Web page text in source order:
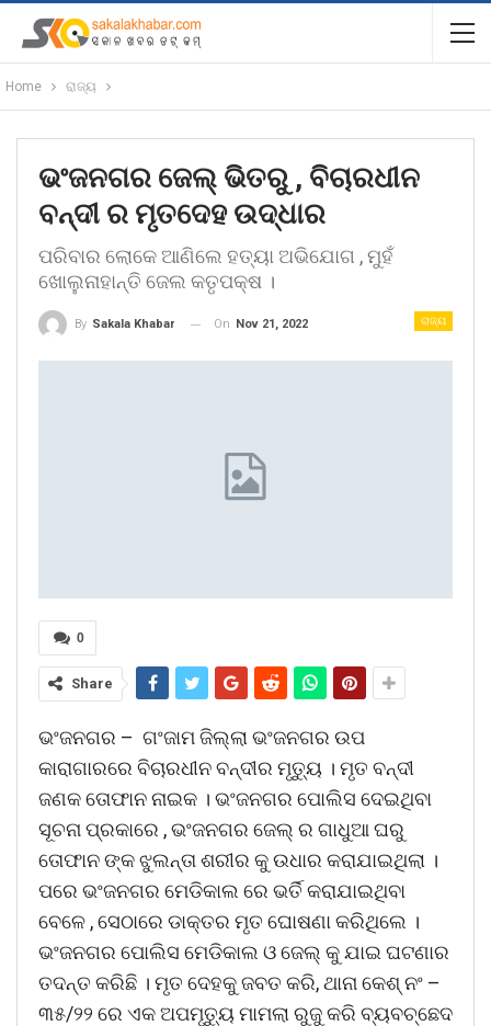
Home ରାଜ୍ୟ
ଭଂଜନଗର ଜେଲ୍ ଭିତରୁ , ବିଚାରଧୀନ
ବନ୍ଦୀ ର ମୃତଦେହ ଉଦ୍ଧାର
ପରିବାର ଲୋକେ ଆଣିଲେ ହତ୍ୟା ଅଭିଯୋଗ , ମୁହଁ
ଖୋଲୁନାହାନ୍ତି ଜେଲ କତୃପକ୍ଷ ।
ରାଜ୍ୟ
By Sakala Khabar On Nov 21, 2022
0
Share
ଭଂଜନଗର – ଗଂଜାମ ଜିଲ୍ଲା ଭଂଜନଗର ଉପ
କାରାଗାରରେ ବିଚାରଧୀନ ବନ୍ଦୀର ମୃତ୍ୟୁ । ମୃତ ବନ୍ଦୀ
ଜଣକ ତୋଫାନ ନାଇକ । ଭଂଜନଗର ପୋଲିସ ଦେଇଥିବା
ସୂଚନା ପ୍ରକାରେ , ଭଂଜନଗର ଜେଲ୍ ର ଗାଧୁଆ ଘରୁ
ତୋଫାନ ଙ୍କ ଝୁଲନ୍ତା ଶରୀର କୁ ଉଧାର କରାଯାଇଥିଲା ।
ପରେ ଭଂଜନଗର ମେଡିକାଲ ରେ ଭର୍ତି କରାଯାଇଥିବା
ବେଳେ , ସେଠାରେ ଡାକ୍ତର ମୃତ ଘୋଷଣା କରିଥିଲେ ।
ଭଂଜନଗର ପୋଲିସ ମେଡିକାଲ ଓ ଜେଲ୍ କୁ ଯାଇ ଘଟଣାର
ତଦନ୍ତ କରିଛି । ମୃତ ଦେହକୁ ଜବତ କରି, ଥାନା କେଶ୍ ନଂ –
୩୫/୨୨ ରେ ଏକ ଅପମୃତ୍ୟୁ ମାମଲା ରୁଜୁ କରି ବ୍ୟବଚ୍ଛେଦ